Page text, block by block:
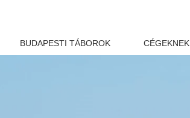
BUDAPESTI TÁBOROK CÉGEKNEK